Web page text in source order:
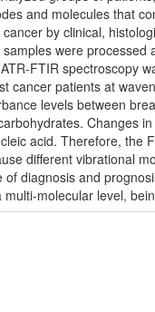
and molecules that
by clinical,
were
FTIR
cancer patients at
levels between
Changes
acid. Therefore, the
different vibrational
diagnosis and
molecular level,